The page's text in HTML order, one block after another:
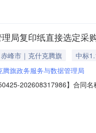
局复印纸直接选定采
峰市｜克什克腾旗
中标
腾旗政务服务与数据管理局
202608317986】合同
1、主要标的信息：主要标